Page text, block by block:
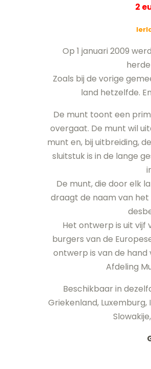
2
Op 1 januari 2009
Zoals bij de vorige
land hetzelfde.
De munt toont een
overgaat. De munt wil
munt en, bij uitbreiding,
sluitstuk is in de lange
De munt, die door elk
draagt de naam van het
Het ontwerp is uit
burgers van de
ontwerp is van de hand
Afdeling
Beschikbaar in
Griekenland,